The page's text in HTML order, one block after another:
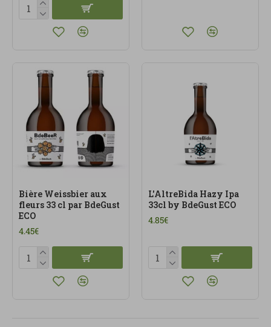
Bière Weissbier aux
fleurs 33 cl par BdeGust
ECO
4.45€
L'AltreBida Hazy Ipa
33cl by BdeGust ECO
4.85€